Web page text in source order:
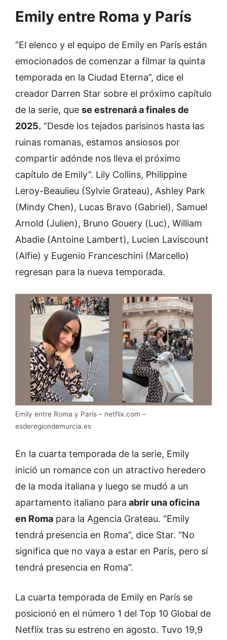
Emily entre Roma y París
“El elenco y el equipo de Emily en París están
emocionados de comenzar a filmar la quinta
temporada en la Ciudad Eterna”, dice el
creador Darren Star sobre el próximo capítulo
de la serie, que se estrenará a finales de
2025. “Desde los tejados parisinos hasta las
ruinas romanas, estamos ansiosos por
compartir adónde nos lleva el próximo
capítulo de Emily”. Lily Collins, Philippine
Leroy-Beaulieu (Sylvie Grateau), Ashley Park
(Mindy Chen), Lucas Bravo (Gabriel), Samuel
Arnold (Julien), Bruno Gouery (Luc), William
Abadie (Antoine Lambert), Lucien Laviscount
(Alfie) y Eugenio Franceschini (Marcello)
regresan para la nueva temporada.
Emily entre Roma y París – netflix.com –
esderegiondemurcia.es
En la cuarta temporada de la serie, Emily
inició un romance con un atractivo heredero
de la moda italiana y luego se mudó a un
apartamento italiano para abrir una oficina
en Roma para la Agencia Grateau. “Emily
tendrá presencia en Roma”, dice Star. “No
significa que no vaya a estar en París, pero sí
tendrá presencia en Roma”.
La cuarta temporada de Emily en París se
posicionó en el número 1 del Top 10 Global de
Netflix tras su estreno en agosto. Tuvo 19,9